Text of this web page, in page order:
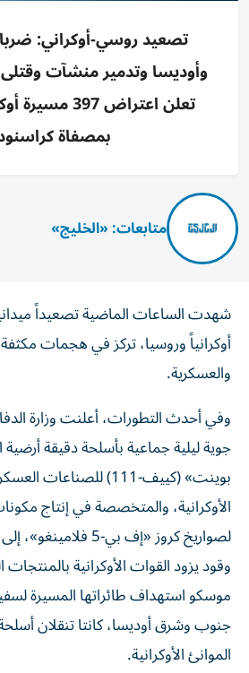
تصعيد روسي-أوكراني:
وأوديسا وتدمير منشآت
تعلن اعتراض
بمصفاة
متابعات: «الخليج»
شهدت الساعات الماضية تصعيداً
أوكرانياً وروسيا، تركز في هجمات
والعسكرية.
وفي أحدث التطورات، أعلنت وزارة
جوية ليلية جماعية بأسلحة دقيقة
بوينت» (كييف-111)
الأوكرانية، والمتخصصة في إنتاج
لصواريخ كروز «إف بي-
وقود يزود القوات الأوكرانية بالمنتجات
موسكو استهداف طائراتها المسيرة
جنوب وشرق أوديسا، كانتا تنقلان
الموانئ الأوكرانية.